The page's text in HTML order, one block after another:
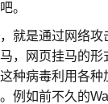
。
是通过网络攻
，网页挂马的
种病毒利用各
例如前不久的